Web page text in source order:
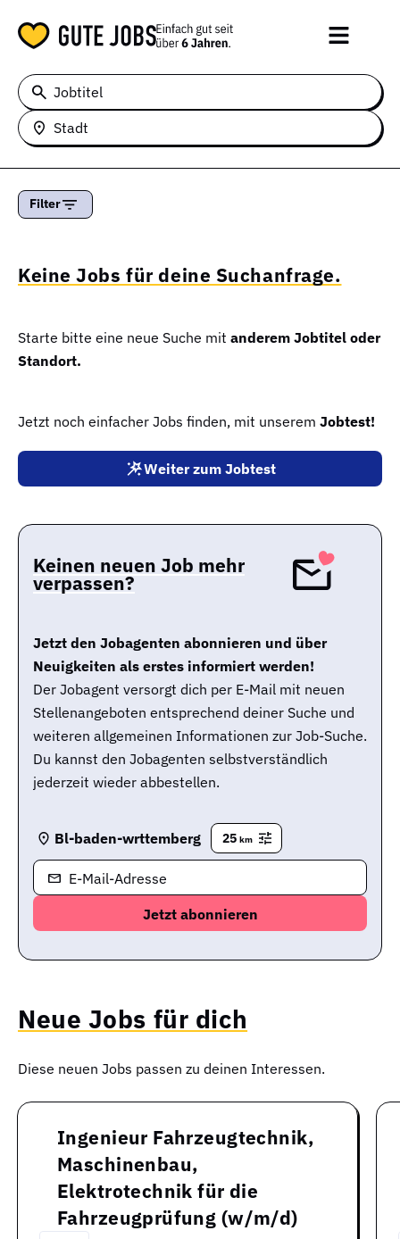
Jobtitel
Stadt
Filter
Keine Jobs für deine Suchanfrage.
Starte bitte eine neue Suche mit anderem Jobtitel oder
Standort.
Jetzt noch einfacher Jobs finden, mit unserem Jobtest!
Weiter zum Jobtest
Keinen neuen Job mehr
verpassen?
Jetzt den Jobagenten abonnieren und über
Neuigkeiten als erstes informiert werden!
Der Jobagent versorgt dich per E-Mail mit neuen
Stellenangeboten entsprechend deiner Suche und
weiteren allgemeinen Informationen zur Job-Suche.
Du kannst den Jobagenten selbstverständlich
jederzeit wieder abbestellen.
Bl-baden-wrttemberg 25 km
E-Mail-Adresse
Neue Jobs für dich
Diese neuen Jobs passen zu deinen Interessen.
Ingenieur Fahrzeugtechnik,
Maschinenbau,
Elektrotechnik für die
Fahrzeugprüfung (w/m/d)